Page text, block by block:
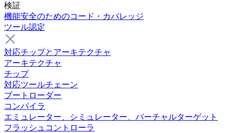
検証
機能安全のためのコード・カバレッジ
ツール認定
対応チップとアーキテクチャ
アーキテクチャ
チップ
対応ツールチェーン
ブートローダー
コンパイラ
エミュレーター、シミュレーター、バーチャルターゲット
フラッシュコントローラ